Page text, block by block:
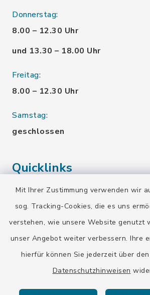
Mit Ihrer Zustimmung verwenden wir
sog. Tracking-Cookies, die es uns
verstehen, wie unsere Website genutzt
unser Angebot weiter verbessern. Ihre
hierfür können Sie jederzeit über
Datenschutzhinweisen
Donnerstag:
8.00 – 12.30 Uhr
und 13.30 – 18.00 Uhr
Freitag:
8.00 – 12.30 Uhr
Samstag:
geschlossen
Quicklinks
Landratsamt Bad Tölz-
Bayern-Fahrplan
BayernPortal